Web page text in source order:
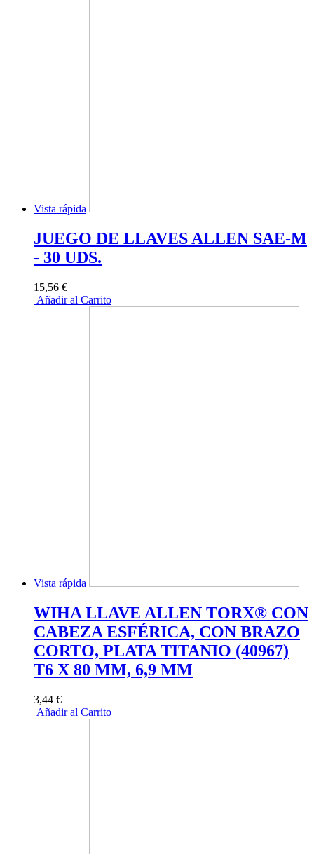
Vista rápida
JUEGO DE LLAVES ALLEN SAE-M
- 30 UDS.
15,56 €
Añadir al Carrito
Vista rápida
WIHA LLAVE ALLEN TORX® CON
CABEZA ESFÉRICA, CON BRAZO
CORTO, PLATA TITANIO (40967)
T6 X 80 MM, 6,9 MM
3,44 €
Añadir al Carrito